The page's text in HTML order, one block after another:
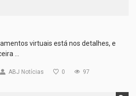
virtuais está nos detalhes, e
…
ABJ Notícias 0 97